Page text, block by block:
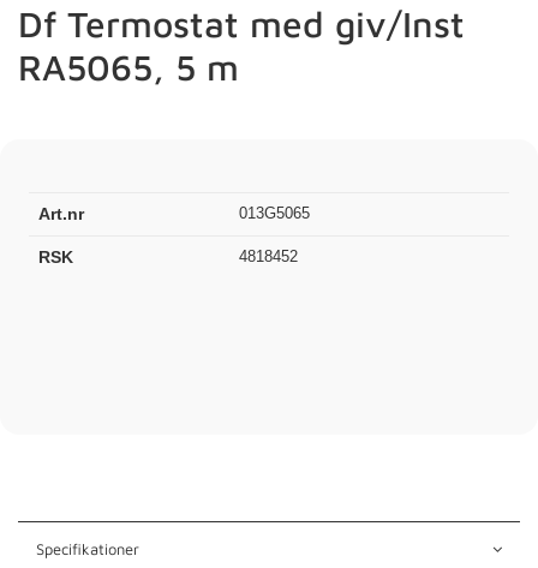
Df Termostat med giv/Inst
RA5065, 5 m
Art.nr 013G5065
RSK 4818452
Specifikationer